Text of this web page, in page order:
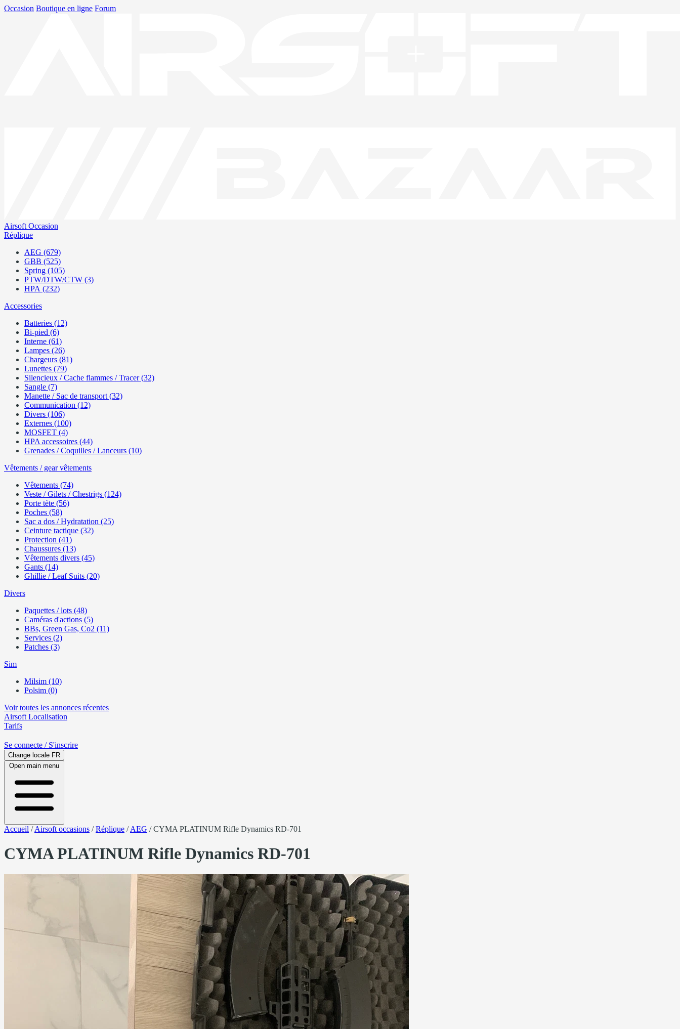
Occasion Boutique en ligne Forum
Airsoft Occasion
Réplique
AEG (679)
GBB (525)
Spring (105)
PTW/DTW/CTW (3)
HPA (232)
Accessories
Batteries (12)
Bi-pied (6)
Interne (61)
Lampes (26)
Chargeurs (81)
Lunettes (79)
Silencieux / Cache flammes / Tracer (32)
Sangle (7)
Manette / Sac de transport (32)
Communication (12)
Divers (106)
Externes (100)
MOSFET (4)
HPA accessoires (44)
Grenades / Coquilles / Lanceurs (10)
Vêtements / gear vêtements
Vêtements (74)
Veste / Gilets / Chestrigs (124)
Porte tète (56)
Poches (58)
Sac a dos / Hydratation (25)
Ceinture tactique (32)
Protection (41)
Chaussures (13)
Vêtements divers (45)
Gants (14)
Ghillie / Leaf Suits (20)
Divers
Paquettes / lots (48)
Caméras d'actions (5)
BBs, Green Gas, Co2 (11)
Services (2)
Patches (3)
Sim
Milsim (10)
Polsim (0)
Voir toutes les annonces récentes
Airsoft Localisation
Tarifs
Se connecte / S'inscrire
Change locale FR
Open main menu
Accueil /Airsoft occasions /Réplique /AEG /CYMA PLATINUM Rifle Dynamics RD-701
CYMA PLATINUM Rifle Dynamics RD-701